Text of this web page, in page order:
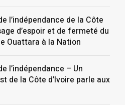
l’indépendance de la Côte
d’espoir et de fermeté du
Ouattara à la Nation
l’indépendance – Un
de la Côte d’Ivoire parle aux